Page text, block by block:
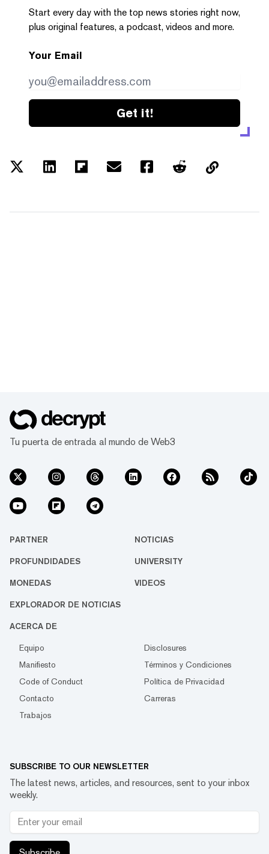
Start every day with the top news stories right now,
plus original features, a podcast, videos and more.
Your Email
Get it!
Tu puerta de entrada al mundo de Web3
PARTNER NOTICIAS
PROFUNDIDADES UNIVERSITY
MONEDAS VIDEOS
EXPLORADOR DE NOTICIAS
ACERCA DE
Equipo
Disclosures
Manifiesto
Términos y Condiciones
Code of Conduct
Política de Privacidad
Contacto
Carreras
Trabajos
SUBSCRIBE TO OUR NEWSLETTER
The latest news, articles, and resources, sent to your inbox
weekly.